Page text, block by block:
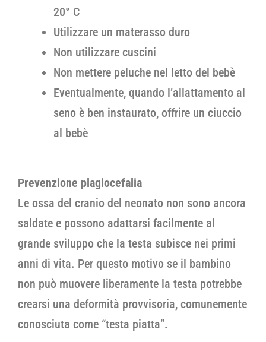
20° C
Utilizzare un materasso duro
Non utilizzare cuscini
Non mettere peluche nel letto del bebè
Eventualmente, quando l’allattamento al
seno è ben instaurato, offrire un ciuccio
al bebè
Prevenzione plagiocefalia
Le ossa del cranio del neonato non sono ancora
saldate e possono adattarsi facilmente al
grande sviluppo che la testa subisce nei primi
anni di vita. Per questo motivo se il bambino
non può muovere liberamente la testa potrebbe
crearsi una deformità provvisoria, comunemente
conosciuta come “testa piatta”.